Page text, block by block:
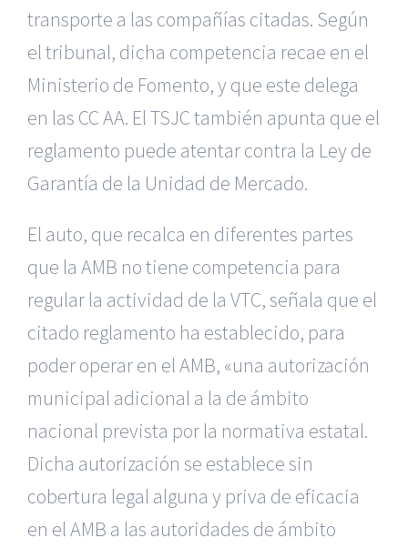
transporte a las compañías citadas. Según
el tribunal, dicha competencia recae en el
Ministerio de Fomento, y que este delega
en las CC AA. El TSJC también apunta que el
reglamento puede atentar contra la Ley de
Garantía de la Unidad de Mercado.
El auto, que recalca en diferentes partes
que la AMB no tiene competencia para
regular la actividad de la VTC, señala que el
citado reglamento ha establecido, para
poder operar en el AMB, «una autorización
municipal adicional a la de ámbito
nacional prevista por la normativa estatal.
Dicha autorización se establece sin
cobertura legal alguna y priva de eficacia
en el AMB a las autoridades de ámbito